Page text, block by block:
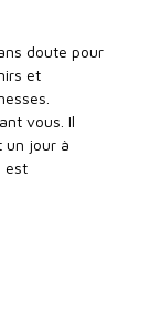
doute pour
et
vous. Il
un jour à
est